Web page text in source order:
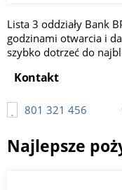
Lista 3 oddziały Bank
godzinami otwarcia i
szybko dotrzeć do
Kontakt
801 321 456
Najlepsze